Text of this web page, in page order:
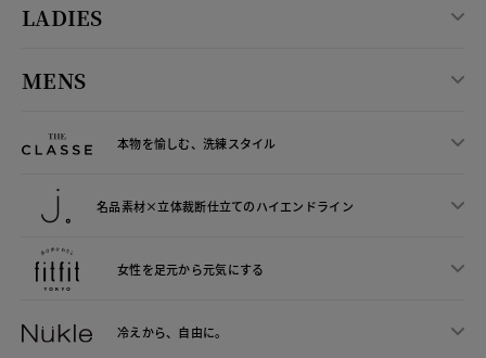
LADIES
MENS
本物を愉しむ、洗練スタイル
名品素材×立体裁断仕立てのハイエンドライン
女性を足元から元気にする
冷えから、 自由に。